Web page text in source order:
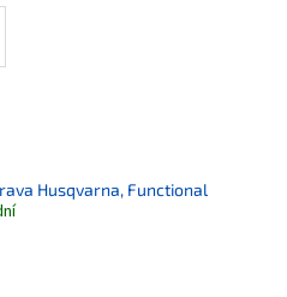
Husqvarna, Functional